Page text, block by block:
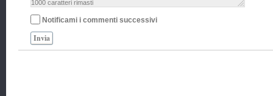
1000 caratteri rimasti
Notificami i commenti successivi
Invia